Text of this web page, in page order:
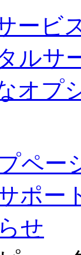
ービ
ルサ
オプ
ペー
ポー
せ